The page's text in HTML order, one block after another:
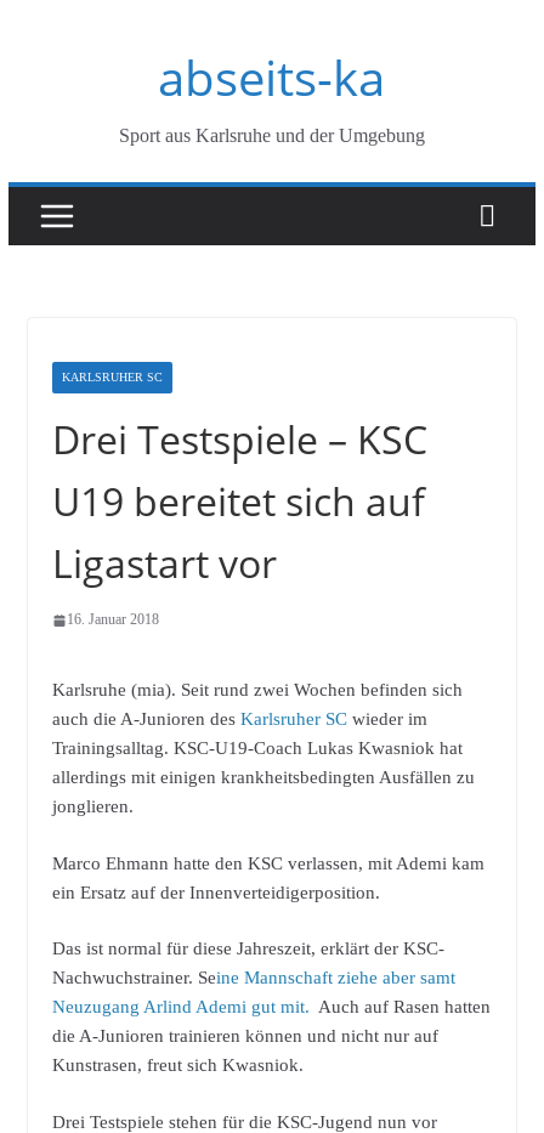
abseits-ka
Sport aus Karlsruhe und der Umgebung
KARLSRUHER SC
Drei Testspiele – KSC
U19 bereitet sich auf
Ligastart vor
16. Januar 2018
Karlsruhe (mia). Seit rund zwei Wochen befinden sich
auch die A-Junioren des Karlsruher SCwieder im
Trainingsalltag. KSC-U19-Coach Lukas Kwasniok hat
allerdings mit einigen krankheitsbedingten Ausfällen zu
jonglieren.
Marco Ehmann hatte den KSC verlassen, mit Ademi kam
ein Ersatz auf der Innenverteidigerposition.
Das ist normal für diese Jahreszeit, erklärt der KSC-
Nachwuchstrainer. Seine Mannschaft ziehe aber samt
Neuzugang Arlind Ademi gut mit. Auch auf Rasen hatten
die A-Junioren trainieren können und nicht nur auf
Kunstrasen, freut sich Kwasniok.
Drei Testspiele stehen für die KSC-Jugend nun vor